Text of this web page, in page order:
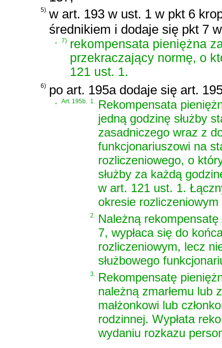
5) w art. 193 w ust. 1 w pkt 6
średnikiem i dodaje się pkt 7
„ 7) rekompensata pieniężna
przekraczający normę, o
121 ust. 1.
6) po art. 195a dodaje się art.
„ Art. 195b. 1. Rekompensata
jedną godzinę służby
zasadniczego wraz z
funkcjonariuszowi na
rozliczeniowego, o
służby za każdą
w art. 121 ust. 1.
okresie
2. Należną
7, wypłaca się do
rozliczeniowym, lecz
służbowego
3. Rekompensatę
należną zmarłemu lub
małżonkowi lub
rodzinnej. Wypłata
wydaniu rozkazu